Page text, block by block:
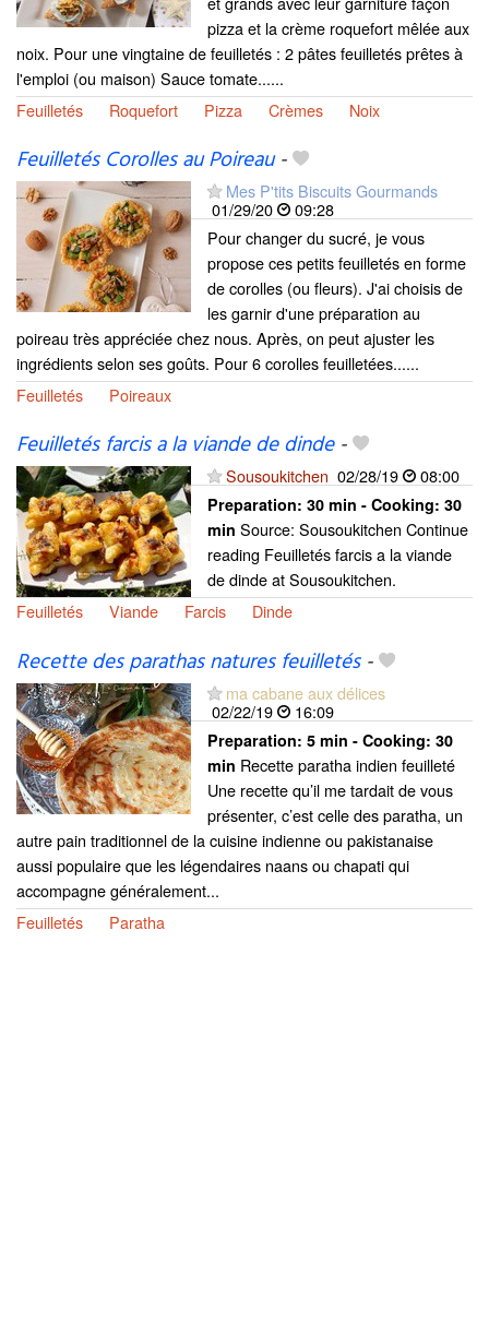
pizza et la crème roquefort mêlée aux
noix. Pour une vingtaine de feuilletés : 2 pâtes feuilletés prêtes à
l'emploi (ou maison) Sauce tomate......
Feuilletés
Roquefort Pizza Crèmes Noix
Feuilletés Corolles au Poireau-
Mes P'tits Biscuits Gourmands
01/29/20
09:28
Pour changer du sucré, je vous
propose ces petits feuilletés en forme
de corolles (ou fleurs). J'ai choisis de
les garnir d'une préparation au
poireau très appréciée chez nous. Après, on peut ajuster les
ingrédients selon ses goûts. Pour 6 corolles feuilletées......
Feuilletés
Poireaux
Feuilletés farcis a la viande de dinde-
Sousoukitchen 02/28/19 08:00
Preparation: 30 min - Cooking: 30
min Source: Sousoukitchen Continue
reading Feuilletés farcis a la viande
de dinde at Sousoukitchen.
Feuilletés
Viande Farcis Dinde
Recette des parathas natures feuilletés-
ma cabane aux délices
02/22/19
16:09
Preparation: 5 min - Cooking: 30
min Recette paratha indien feuilleté
Une recette qu’il me tardait de vous
présenter, c’est celle des paratha, un
autre pain traditionnel de la cuisine indienne ou pakistanaise
aussi populaire que les légendaires naans ou chapati qui
accompagne généralement...
Feuilletés
Paratha